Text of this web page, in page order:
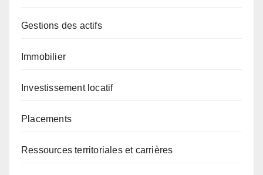
Gestions des actifs
Immobilier
Investissement locatif
Placements
Ressources territoriales et carrières